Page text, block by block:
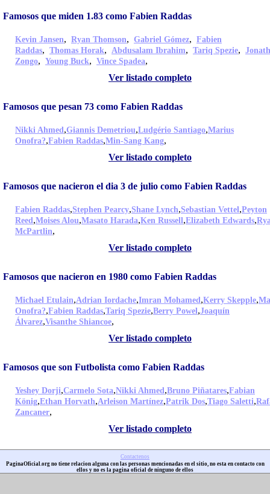
Famosos que miden 1.83 como Fabien Raddas
Kevin Jansen, Ryan Thomson, Gabriel Gómez, Fabien
Raddas, Thomas Horak, Abdusalam Ibrahim, Tariq Spezie,
Zongo, Young Buck, Vince Spadea,
Ver listado completo
Famosos que pesan 73 como Fabien Raddas
Nikki Ahmed,Giannis Demetriou,Ludgério Santiago,Marius
Onofra?,Fabien Raddas,Min-Sang Kang,
Ver listado completo
Famosos que nacieron el dia 3 de julio como Fabien Raddas
Fabien Raddas,Stephen Pearcy,Shane Lynch,Sebastian Vettel,Peyton
Reed,Moises Alou,Masato Harada,Ken Russell,Elizabeth Edwards,
McPartlin,
Ver listado completo
Famosos que nacieron en 1980 como Fabien Raddas
Michael Etulain,Adrian Iordache,Imran Mohamed,Kerry Skepple,
Onofra?,Fabien Raddas,Tariq Spezie,Berry Powel,Joaquín
Álvarez,Visanthe Shiancoe,
Ver listado completo
Famosos que son Futbolista como Fabien Raddas
Yeshey Dorji,Carmelo Sota,Nikki Ahmed,Bruno Piñatares,Fabian
König,Ethan Horvath,Arleison Martínez,Patrik Dos,Tiago Saletti,
Zancaner,
Ver listado completo
Contactenos
PaginaOficial.org no tiene relacion alguna con las personas mencionadas en el sitio, no esta en contacto con
ellos y no es la pagina oficial de ninguno de ellos